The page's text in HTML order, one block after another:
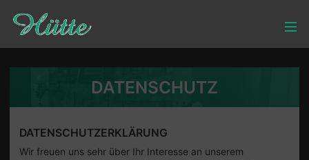
DATENSCHUTZ
DATENSCHUTZERKLÄRUNG
Wir freuen uns sehr über Ihr Interesse an unserem